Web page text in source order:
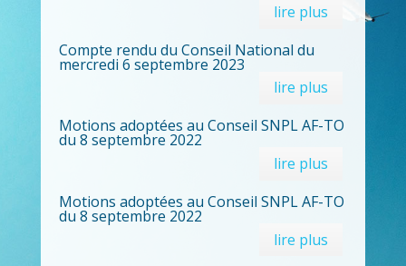
lire plus
Compte rendu du Conseil National du
mercredi 6 septembre 2023
lire plus
Motions adoptées au Conseil SNPL AF-TO
du 8 septembre 2022
lire plus
Motions adoptées au Conseil SNPL AF-TO
du 8 septembre 2022
lire plus